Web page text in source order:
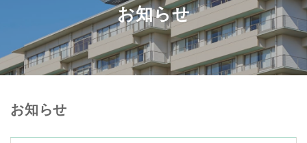
お知らせ
お知らせ